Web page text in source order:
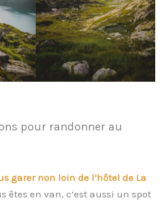
pour randonner au
garer non loin de l’hôtel de La
êtes en van, c’est aussi un spot